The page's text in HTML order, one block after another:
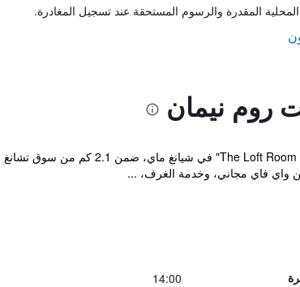
المقدرة والرسوم المستحقة عند تسجيل المغادرة.
روم نيمان
واي فاي مجاني، وخدمة الغرف، ...
14:00